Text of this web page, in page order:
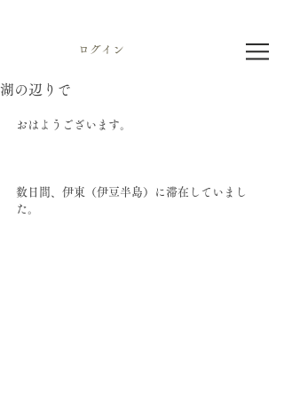
ログイン
湖の辺りで
おはようございます。
数日間、伊東（伊豆半島）に滞在していまし
た。